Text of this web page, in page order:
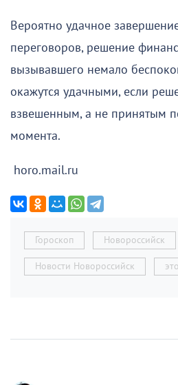
Вероятно удачное
переговоров, решение
вызывавшего немало
окажутся удачными, если
взвешенным, а не принятым
момента.
horo.mail.ru
Гороскоп Новороссийск
Новости Новороссийск